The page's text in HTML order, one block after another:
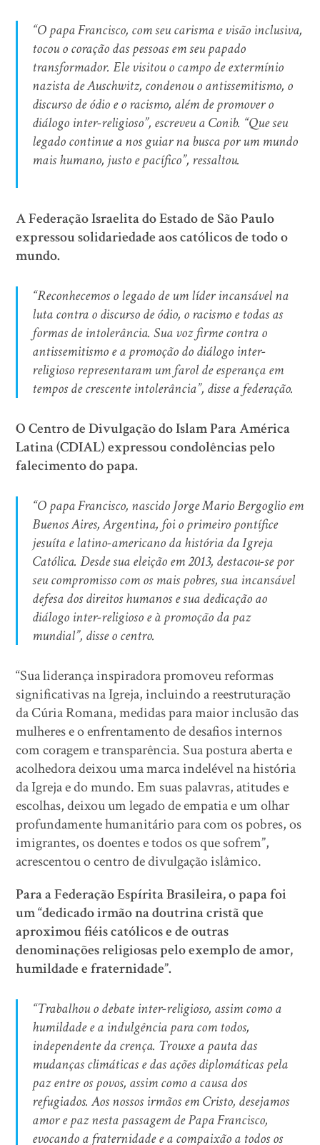
“O papa Francisco, com seu carisma e visão inclusiva,
tocou o coração das pessoas em seu papado
transformador. Ele visitou o campo de extermínio
nazista de Auschwitz, condenou o antissemitismo, o
discurso de ódio e o racismo, além de promover o
diálogo inter-religioso”, escreveu a Conib. “Que seu
legado continue a nos guiar na busca por um mundo
mais humano, justo e pacífico”, ressaltou.
A Federação Israelita do Estado de São Paulo
expressou solidariedade aos católicos de todo o
mundo.
“Reconhecemos o legado de um líder incansável na
luta contra o discurso de ódio, o racismo e todas as
formas de intolerância. Sua voz firme contra o
antissemitismo e a promoção do diálogo inter-
religioso representaram um farol de esperança em
tempos de crescente intolerância”, disse a federação.
O Centro de Divulgação do Islam Para América
Latina (CDIAL) expressou condolências pelo
falecimento do papa.
“O papa Francisco, nascido Jorge Mario Bergoglio em
Buenos Aires, Argentina, foi o primeiro pontífice
jesuíta e latino-americano da história da Igreja
Católica. Desde sua eleição em 2013, destacou-se por
seu compromisso com os mais pobres, sua incansável
defesa dos direitos humanos e sua dedicação ao
diálogo inter-religioso e à promoção da paz
mundial”, disse o centro.
“Sua liderança inspiradora promoveu reformas
significativas na Igreja, incluindo a reestruturação
da Cúria Romana, medidas para maior inclusão das
mulheres e o enfrentamento de desafios internos
com coragem e transparência. Sua postura aberta e
acolhedora deixou uma marca indelével na história
da Igreja e do mundo. Em suas palavras, atitudes e
escolhas, deixou um legado de empatia e um olhar
profundamente humanitário para com os pobres, os
imigrantes, os doentes e todos os que sofrem”,
acrescentou o centro de divulgação islâmico.
Para a Federação Espírita Brasileira, o papa foi
um “dedicado irmão na doutrina cristã que
aproximou fiéis católicos e de outras
denominações religiosas pelo exemplo de amor,
humildade e fraternidade”.
“Trabalhou o debate inter-religioso, assim como a
humildade e a indulgência para com todos,
independente da crença. Trouxe a pauta das
mudanças climáticas e das ações diplomáticas pela
paz entre os povos, assim como a causa dos
refugiados. Aos nossos irmãos em Cristo, desejamos
amor e paz nesta passagem de Papa Francisco,
evocando a fraternidade e a compaixão a todos os